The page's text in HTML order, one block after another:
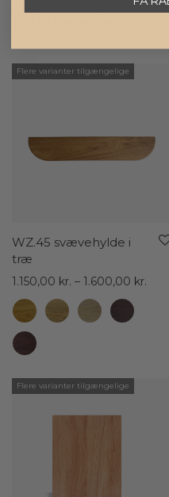
din boligindretning.
Flere varianter tilgængelige
WZ.45 svævehylde i
træ
1.150,00 kr. – 1.600,00 kr.
Flere varianter tilgængelige